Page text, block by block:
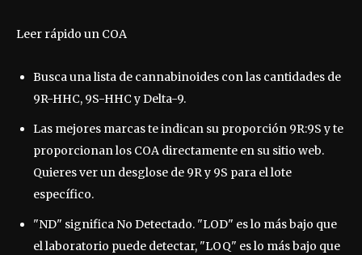
Leer rápido un COA
Busca una lista de cannabinoides con las cantidades de
9R-HHC, 9S-HHC y Delta-9.
Las mejores marcas te indican su proporción 9R:9S y te
proporcionan los COA directamente en su sitio web.
Quieres ver un desglose de 9R y 9S para el lote
específico.
"ND" significa No Detectado. "LOD" es lo más bajo que
el laboratorio puede detectar, "LOQ" es lo más bajo que